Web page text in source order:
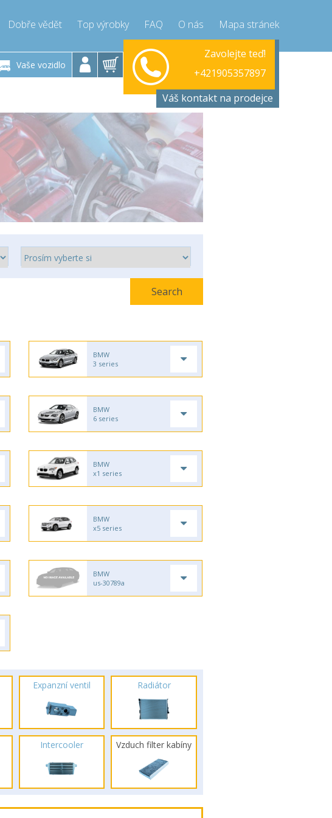
Dobře vědět Top výrobky FAQ O nás Mapa stránek
Vaše vozidlo
Zavolejte teď!
+421905357897
Pondělí-Pátek 9-17h
+421905357897
info@compressor-express.sk
Váš kontakt na prodejce
BMW
3 series
BMW
6 series
BMW
x1 series
BMW
x5 series
BMW
us-30789a
Expanzní ventil Radiátor
Intercooler Vzduch filter kabíny